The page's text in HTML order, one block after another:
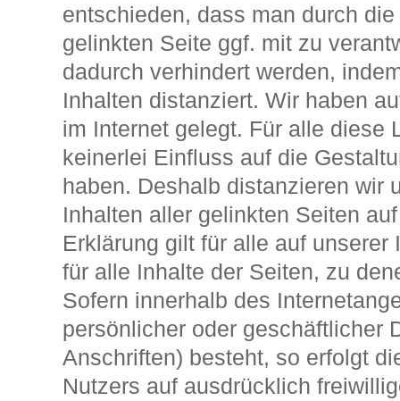
entschieden, dass man durch
gelinkten Seite ggf. mit zu
dadurch verhindert werden,
Inhalten distanziert. Wir haben
im Internet gelegt. Für alle diese
keinerlei Einfluss auf die
haben. Deshalb distanzieren wir
Inhalten aller gelinkten Seiten
Erklärung gilt für alle auf
für alle Inhalte der Seiten, zu
Sofern innerhalb des
persönlicher oder geschäftlicher
Anschriften) besteht, so erfolgt
Nutzers auf ausdrücklich